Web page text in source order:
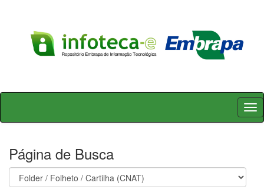
Skip
Página de Busca